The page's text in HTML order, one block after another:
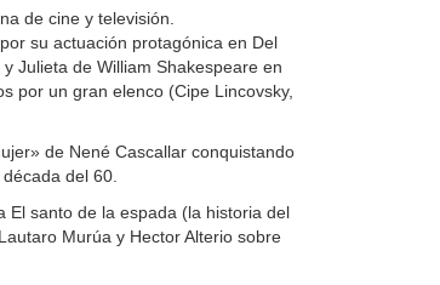
de cine y televisión.
su actuación protagónica en Del
Julieta de William Shakespeare en
por un gran elenco (Cipe Lincovsky,
de Nené Cascallar conquistando
del 60.
El santo de la espada (la historia del
Murúa y Hector Alterio sobre